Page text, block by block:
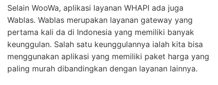
Selain WooWa, aplikasi layanan WHAPI ada juga
Wablas. Wablas merupakan layanan gateway yang
pertama kali da di Indonesia yang memiliki banyak
keunggulan. Salah satu keunggulannya ialah kita bisa
menggunakan aplikasi yang memiliki paket harga yang
paling murah dibandingkan dengan layanan lainnya.